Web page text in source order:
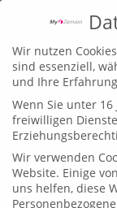
Wir nutzen
sind essenziell,
und Ihre
Wenn Sie unter
freiwilligen
Wir verwenden
Website. Einige
uns helfen, diese